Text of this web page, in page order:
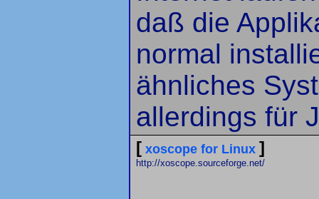
daß die
normal
ähnliches
allerdings für
[ xoscope for Linux ]
http://xoscope.sourceforge.net/